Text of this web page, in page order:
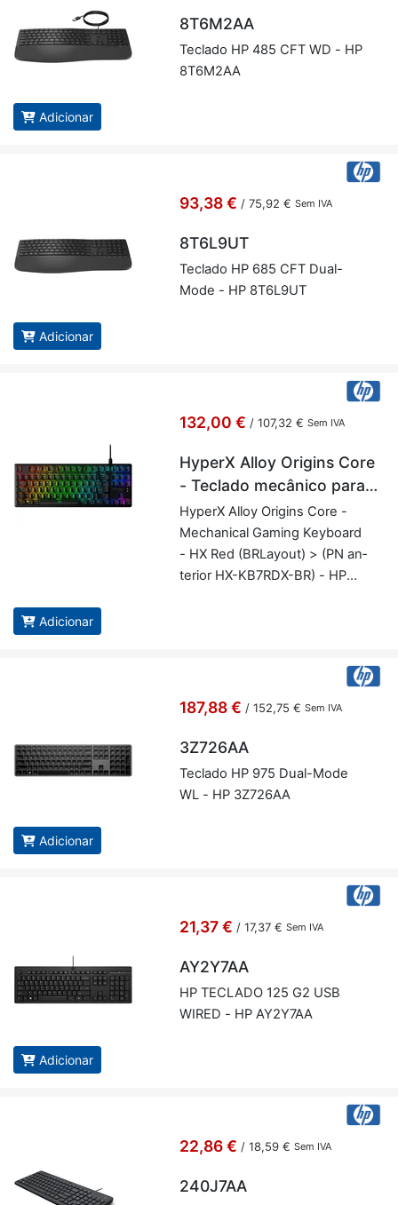
8T6M2AA
Te­clado HP 485 CFT WD - HP
8T6M2AA
Adicionar
93,38 € / 75,92 € Sem IVA
8T6L9UT
Te­clado HP 685 CFT Dual-
Mode - HP 8T6L9UT
Adicionar
132,00 € / 107,32 € Sem IVA
HyperX Alloy Origins Core
- Teclado mecânico para
jogos - HX Red (disposição
brasileira)
Hy­perX Alloy Ori­gins Core -
Me­cha­nical Ga­ming Key­board
- HX Red (BR­Layout) > (PN an­
te­rior HX-KB7RDX-BR) - HP
Adicionar
187,88 € / 152,75 € Sem IVA
3Z726AA
Te­clado HP 975 Dual-Mode
WL - HP 3Z726AA
Adicionar
21,37 € / 17,37 € Sem IVA
AY2Y7AA
HP TE­CLADO 125 G2 USB
WIRED - HP AY2Y7AA
Adicionar
22,86 € / 18,59 € Sem IVA
240J7AA